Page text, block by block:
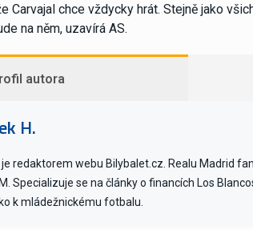
Carvajal chce vždycky hrát. Stejně jako
na něm, uzavírá AS.
autora
H.
je redaktorem webu Bilybalet.cz. Realu Madrid
Specializuje se na články o financích Los
k mládežnickému fotbalu.